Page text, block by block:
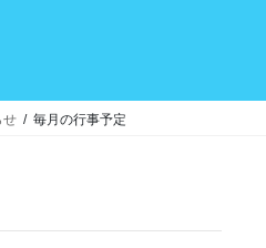
せ 毎月の行事予定